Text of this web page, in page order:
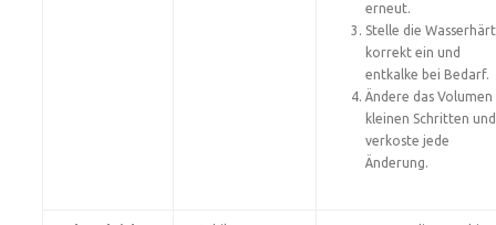
erneut.
Stelle die
korrekt ein und
entkalke bei Bedarf.
Ändere das Volumen
kleinen Schritten und
verkoste jede
Änderung.